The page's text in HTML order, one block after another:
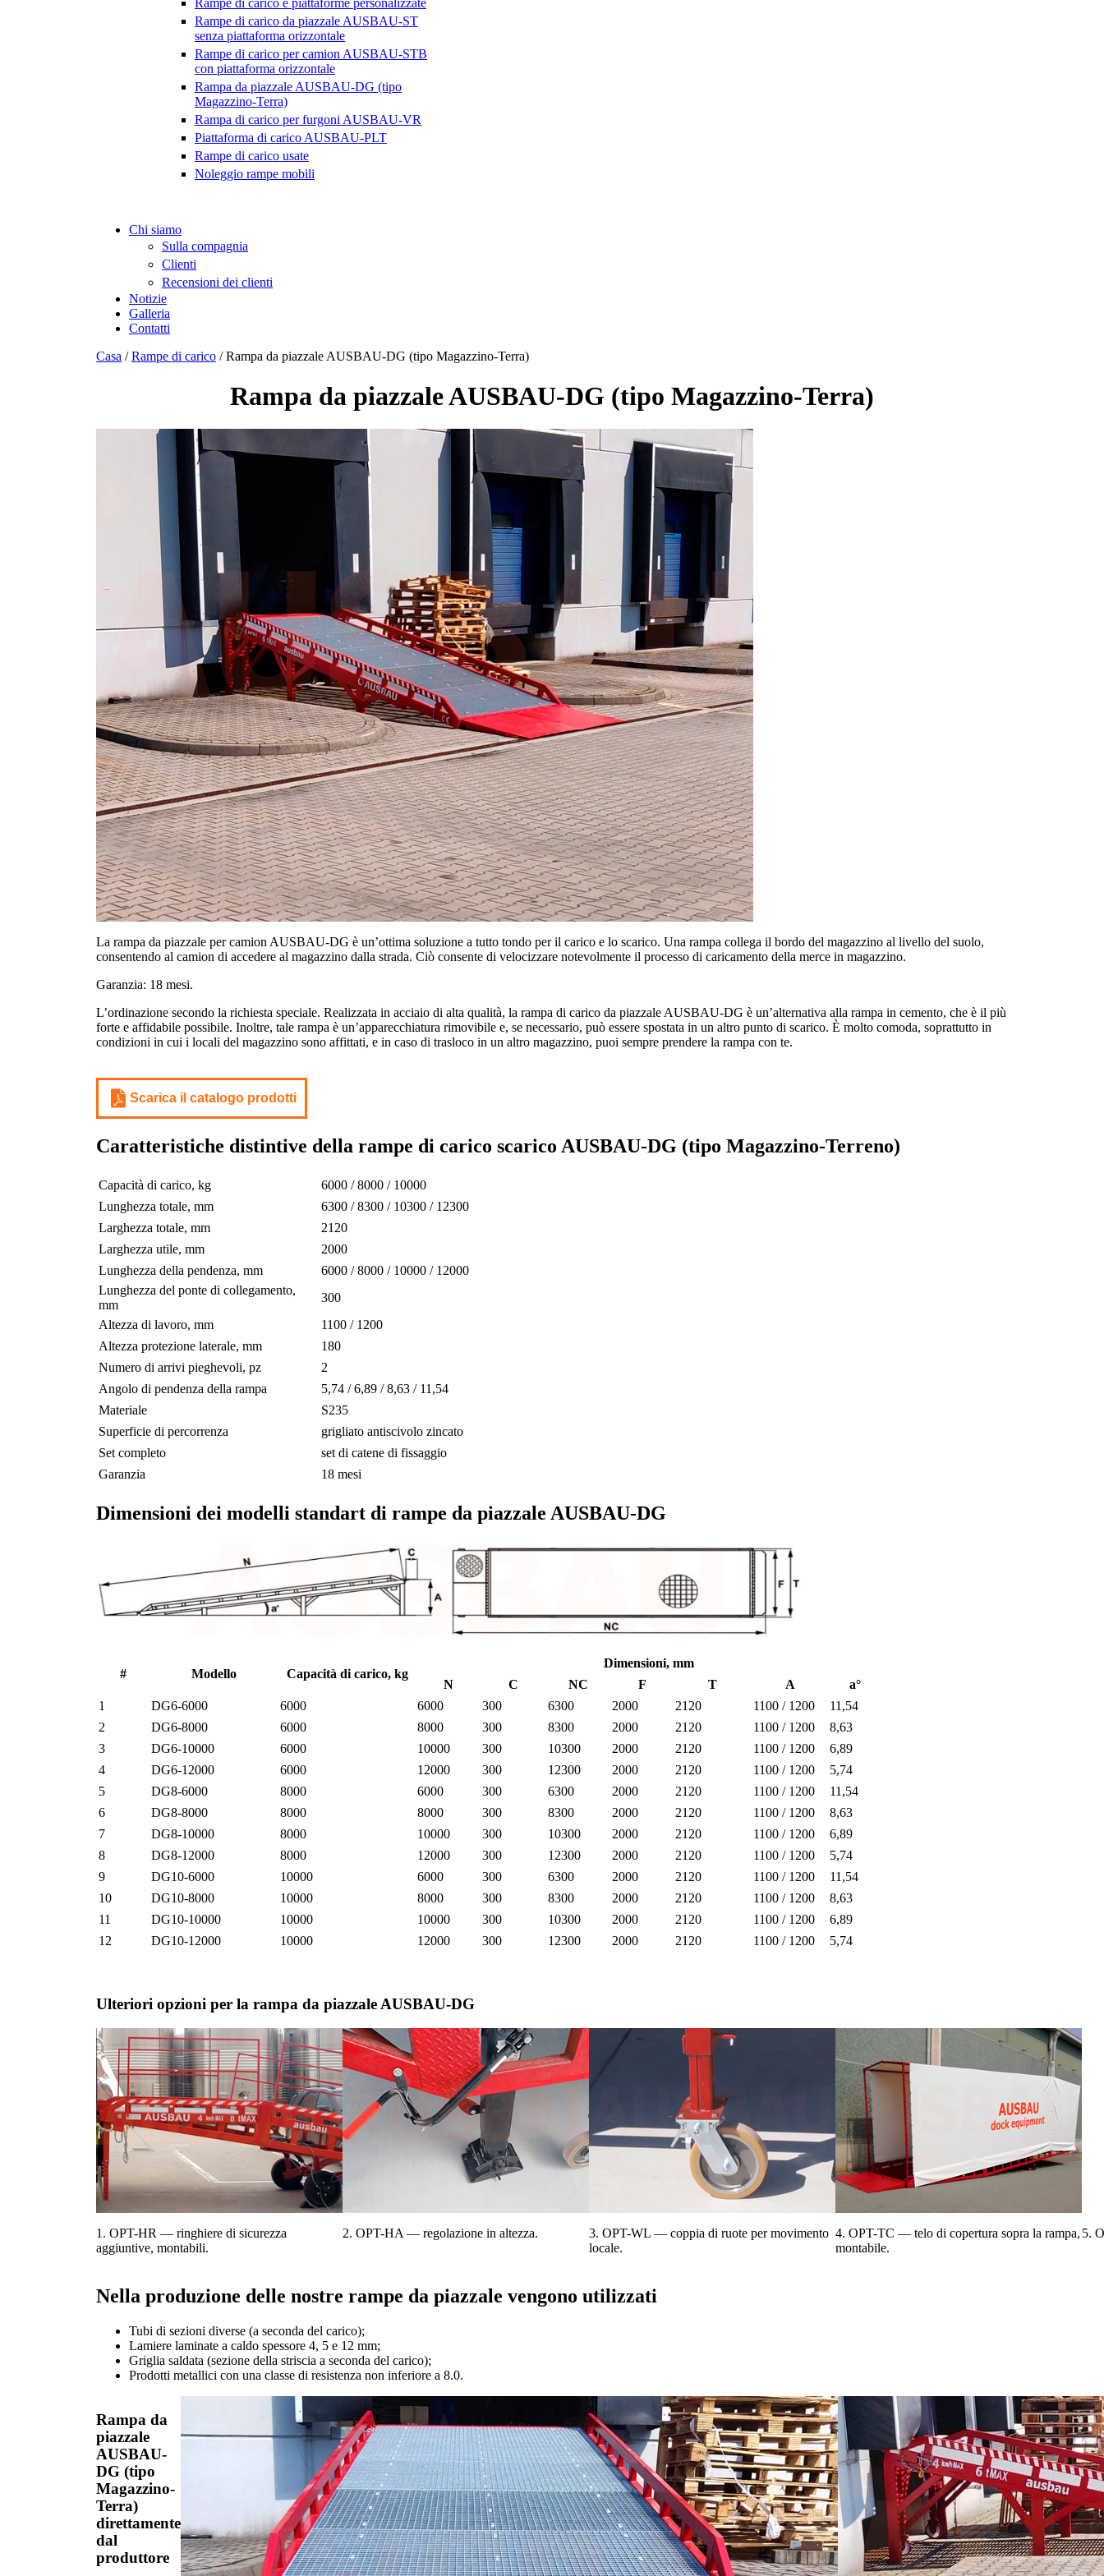
Rampe di carico e piattaforme personalizzate
Rampe di carico da piazzale AUSBAU-ST
senza piattaforma orizzontale
Rampe di carico per camion AUSBAU-STB
con piattaforma orizzontale
Rampa da piazzale AUSBAU-DG (tipo
Magazzino-Terra)
Rampa di carico per furgoni AUSBAU-VR
Piattaforma di carico AUSBAU-PLT
Rampe di carico usate
Noleggio rampe mobili
Chi siamo
Sulla compagnia
Clienti
Recensioni dei clienti
Notizie
Galleria
Contatti
Casa / Rampe di carico / Rampa da piazzale AUSBAU-DG (tipo Magazzino-Terra)
Rampa da piazzale AUSBAU-DG (tipo Magazzino-Terra)
La rampa da piazzale per camion AUSBAU-DG è un’ottima soluzione a tutto tondo per il carico e lo scarico. Una rampa collega il bordo del magazzino al livello del suolo,
consentendo al camion di accedere al magazzino dalla strada. Ciò consente di velocizzare notevolmente il processo di caricamento della merce in magazzino.
Garanzia: 18 mesi.
L’ordinazione secondo la richiesta speciale. Realizzata in acciaio di alta qualità, la rampa di carico da piazzale AUSBAU-DG è un’alternativa alla rampa in cemento, che è il più
forte e affidabile possibile. Inoltre, tale rampa è un’apparecchiatura rimovibile e, se necessario, può essere spostata in un altro punto di scarico. È molto comoda, soprattutto in
condizioni in cui i locali del magazzino sono affittati, e in caso di trasloco in un altro magazzino, puoi sempre prendere la rampa con te.
Scarica il catalogo prodotti
Caratteristiche distintive della rampe di carico scarico AUSBAU-DG (tipo Magazzino-Terreno)
Capacità di carico, kg
6000 / 8000 / 10000
Lunghezza totale, mm
6300 / 8300 / 10300 / 12300
Larghezza totale, mm
2120
Larghezza utile, mm
2000
Lunghezza della pendenza, mm
6000 / 8000 / 10000 / 12000
Lunghezza del ponte di collegamento,
mm
300
Altezza di lavoro, mm
1100 / 1200
Altezza protezione laterale, mm
180
Numero di arrivi pieghevoli, pz
2
Angolo di pendenza della rampa
5,74 / 6,89 / 8,63 / 11,54
Materiale
S235
Superficie di percorrenza
grigliato antiscivolo zincato
Set completo
set di catene di fissaggio
Garanzia
18 mesi
Dimensioni dei modelli standart di rampe da piazzale AUSBAU-DG
# Modello Capacità di carico, kg
Dimensioni, mm
N
C NC F T A
a°
1
DG6-6000 6000 6000 300 6300 2000 2120 1100 / 1200
11,54
2
DG6-8000 6000 8000 300 8300 2000 2120 1100 / 1200
8,63
3
DG6-10000 6000 10000 300 10300 2000 2120 1100 / 1200
6,89
4
DG6-12000 6000 12000 300 12300 2000 2120 1100 / 1200
5,74
5
DG8-6000 8000 6000 300 6300 2000 2120 1100 / 1200
11,54
6
DG8-8000 8000 8000 300 8300 2000 2120 1100 / 1200
8,63
7
DG8-10000 8000 10000 300 10300 2000 2120 1100 / 1200
6,89
8
DG8-12000 8000 12000 300 12300 2000 2120 1100 / 1200
5,74
9
DG10-6000 10000 6000 300 6300 2000 2120 1100 / 1200
11,54
10
DG10-8000 10000 8000 300 8300 2000 2120 1100 / 1200
8,63
11
DG10-10000 10000 10000 300 10300 2000 2120 1100 / 1200
6,89
12
DG10-12000 10000 12000 300 12300 2000 2120 1100 / 1200 5,74
Ulteriori opzioni per la rampa da piazzale AUSBAU-DG
1. OPT-HR — ringhiere di sicurezza
aggiuntive, montabili.
2. OPT-HA — regolazione in altezza.
3. OPT-WL — coppia di ruote per movimento
locale.
4. OPT-TC — telo di copertura sopra la rampa,
montabile.
5.
Nella produzione delle nostre rampe da piazzale vengono utilizzati
Tubi di sezioni diverse (a seconda del carico);
Lamiere laminate a caldo spessore 4, 5 e 12 mm;
Griglia saldata (sezione della striscia a seconda del carico);
Prodotti metallici con una classe di resistenza non inferiore a 8.0.
Rampa da
piazzale
AUSBAU-
DG (tipo
Magazzino-
Terra)
direttamente
dal
produttore